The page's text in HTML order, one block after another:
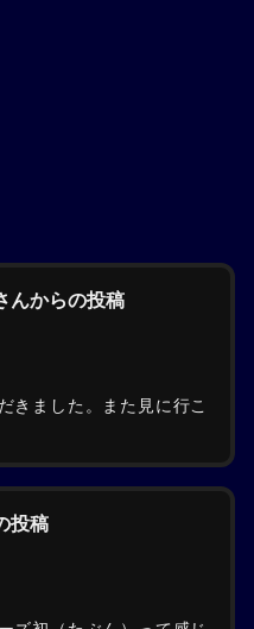
んからの投稿
きました。また見に行こ
投稿